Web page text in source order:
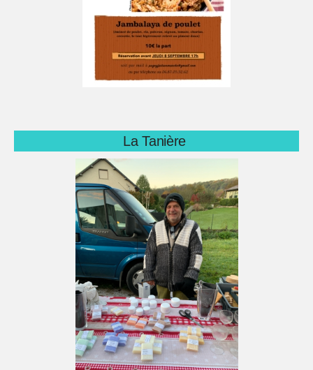
La Tanière